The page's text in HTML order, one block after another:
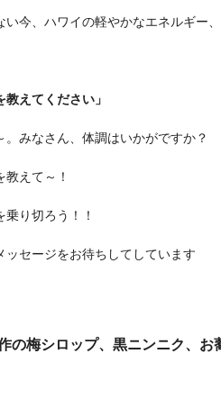
今、ハワイの軽やかなエネルギー
えてください」
みなさん、体調はいかがですか？
えて～！
り切ろう！！
セージをお待ちしてしています
の梅シロップ、黒ニンニク、 お